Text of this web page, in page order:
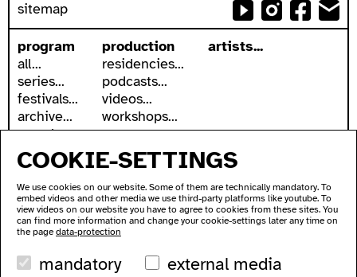
sitemap
program
all...
series...
festivals...
archive...
search
production
residencies...
podcasts...
videos...
workshops...
artists...
accessibility
ausland in sign language
wc's
transportation
about
contact
newsletter
supported by
data protection
COOKIE-SETTINGS
We use cookies on our website. Some of them are technically mandatory. To
embed videos and other media we use third-party platforms like youtube. To
view videos on our website you have to agree to cookies from these sites. You
can find more information and change your cookie-settings later any time on
the page data-protection
mandatory external media